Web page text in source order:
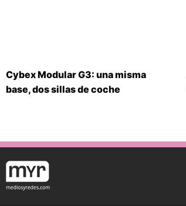
Cybex Modular G3: una misma
base, dos sillas de coche